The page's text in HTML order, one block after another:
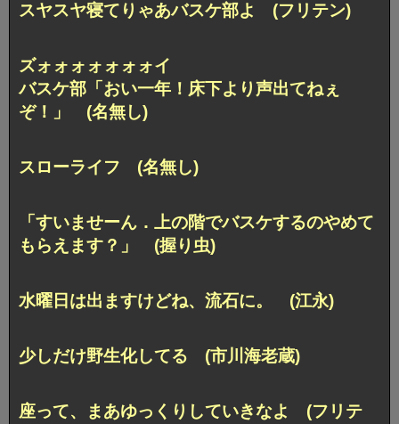
スヤスヤ寝てりゃあバスケ部よ (フリテン)
ズォォォォォォォイ
バスケ部「おい一年！床下より声出てねぇ
ぞ！」 (名無し)
スローライフ (名無し)
「すいませーん．上の階でバスケするのやめて
もらえます？」 (握り虫)
水曜日は出ますけどね、流石に。 (江永)
少しだけ野生化してる (市川海老蔵)
座って、まあゆっくりしていきなよ (フリテ